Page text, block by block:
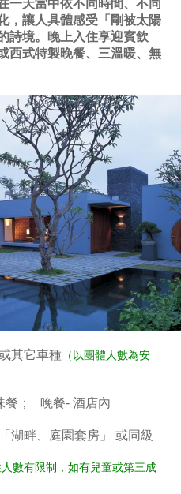
一天當中依不同時間、不同
，讓人具體感受「剛被太陽
詩境。晚上入住享迎賓飲
西式特製晚餐、三溫暖、無
其它車種（以團體人數為安
餐； 晚餐- 酒店內
湖畔、庭園套房」 或同級
數有限制，如有兒童或第三成